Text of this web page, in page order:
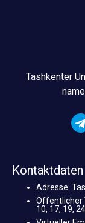
Tashkenter
Kontaktdaten
Adresse:
Öffentlicher
10, 17, 19,